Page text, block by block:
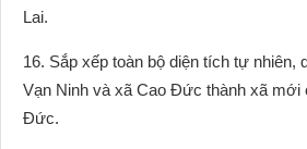
Lai.
16. Sắp xếp toàn bộ diện tích tự nhiên,
Vạn Ninh và xã Cao Đức thành xã mới
Đức.